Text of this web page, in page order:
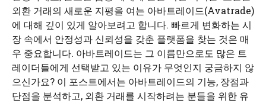
외환 거래의 새로운 지평을 여는 아바트레이드(Avatrade)
에 대해 깊이 있게 알아보려고 합니다. 빠르게 변화하는 시
장 속에서 안정성과 신뢰성을 갖춘 플랫폼을 찾는 것은 매
우 중요합니다. 아바트레이드는 그 이름만으로도 많은 트
레이더들에게 선택받고 있는 이유가 무엇인지 궁금하지 않
으신가요? 이 포스트에서는 아바트레이드의 기능, 장점과
단점을 분석하고, 외환 거래를 시작하려는 분들을 위한 유